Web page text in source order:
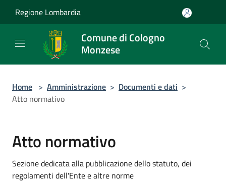
Regione Lombardia
Comune di Cologno
Monzese
Home > Amministrazione > Documenti e dati >
Atto normativo
Atto normativo
Sezione dedicata alla pubblicazione dello statuto, dei
regolamenti dell'Ente e altre norme